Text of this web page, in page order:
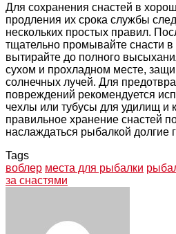
Для сохранения снастей в
продления их срока службы
нескольких простых правил.
тщательно промывайте снасти
вытирайте до полного
сухом и прохладном месте,
солнечных лучей. Для
повреждений рекомендуется
чехлы или тубусы для удилищ и
правильное хранение снастей
наслаждаться рыбалкой долгие
Tags
воблер места для рыбалки
за снастями